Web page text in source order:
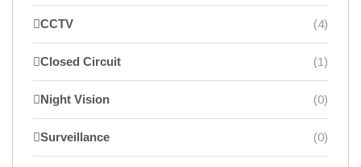
CCTV (4)
Closed Circuit (1)
Night Vision (0)
Surveillance (0)